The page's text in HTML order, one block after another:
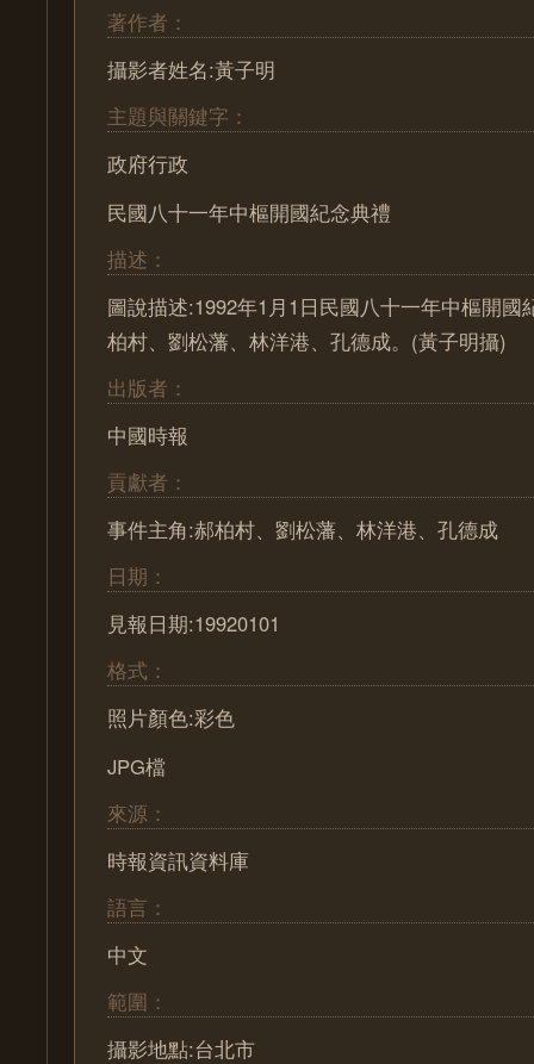
著作者：
攝影者姓名:黃子明
主題與關鍵字：
政府行政
民國八十一年中樞開國紀念典禮
描述：
圖說描述:1992年1月1日民國八十一年中樞開國
柏村、劉松藩、林洋港、孔德成。(黃子明攝)
出版者：
中國時報
貢獻者：
事件主角:郝柏村、劉松藩、林洋港、孔德成
日期：
見報日期:19920101
格式：
照片顏色:彩色
JPG檔
來源：
時報資訊資料庫
語言：
中文
範圍：
攝影地點:台北市